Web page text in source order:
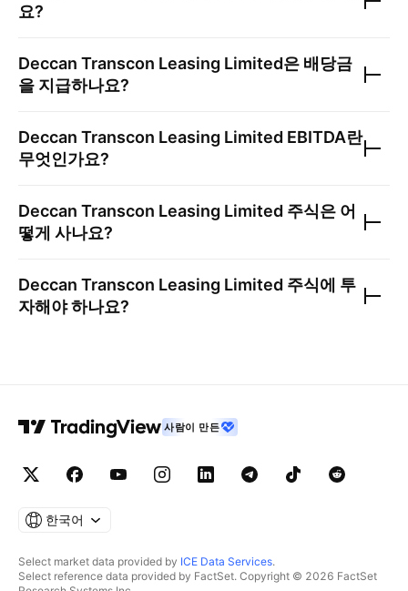
요?
Deccan Transcon Leasing Limited은 배당금
을 지급하나요?
Deccan Transcon Leasing Limited EBITDA란
무엇인가요?
Deccan Transcon Leasing Limited 주식은 어
떻게 사나요?
Deccan Transcon Leasing Limited 주식에 투
자해야 하나요?
사람이 만든
한국어
Select market data provided by ICE Data Services.
Select reference data provided by FactSet. Copyright © 2026 FactSet